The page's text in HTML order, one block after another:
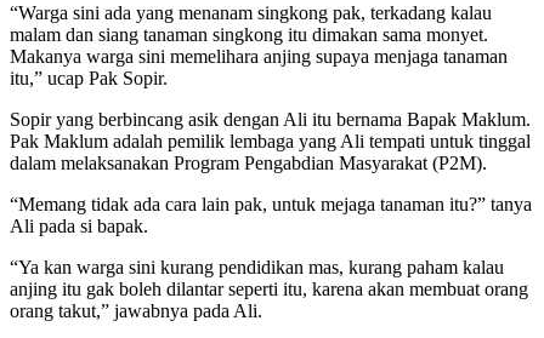
“Warga sini ada yang menanam singkong pak, terkadang kalau
malam dan siang tanaman singkong itu dimakan sama monyet.
Makanya warga sini memelihara anjing supaya menjaga tanaman
itu,” ucap Pak Sopir.
Sopir yang berbincang asik dengan Ali itu bernama Bapak Maklum.
Pak Maklum adalah pemilik lembaga yang Ali tempati untuk tinggal
dalam melaksanakan Program Pengabdian Masyarakat (P2M).
“Memang tidak ada cara lain pak, untuk mejaga tanaman itu?” tanya
Ali pada si bapak.
“Ya kan warga sini kurang pendidikan mas, kurang paham kalau
anjing itu gak boleh dilantar seperti itu, karena akan membuat orang
orang takut,” jawabnya pada Ali.